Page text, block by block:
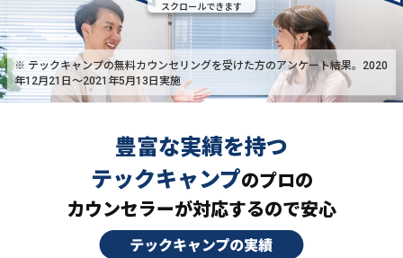
スクロールできます
※ テックキャンプの無料カウンセリングを受けた方のアンケート結果。2020
年12月21日〜2021年5月13日実施
豊富な実績を持つ
テックキャンプのプロの
カウンセラーが対応するので安心